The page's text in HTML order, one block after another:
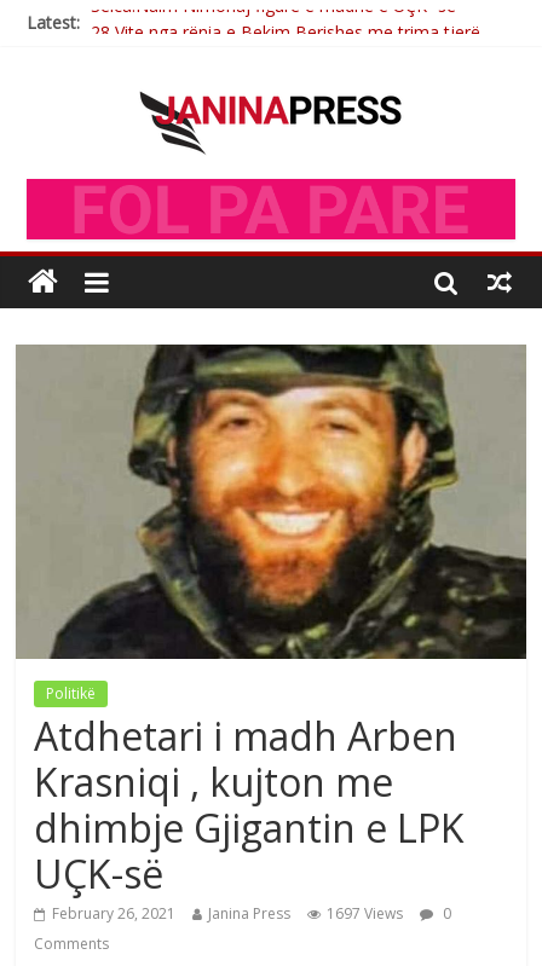
Latest: 28 Vite nga rënia e Bekim Berishes me trima tjerë
Nga poetja atdhetare Kumrie Shala -BOLL MO
Politikë
Atdhetari i madh Arben
Krasniqi , kujton me
dhimbje Gjigantin e LPK
UÇK-së
February 26, 2021 Janina Press 1697 Views
0
Comments